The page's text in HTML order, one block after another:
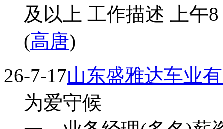
及以上 工作描述 上午8
(高唐)
26-7-17山东盛雅达车业
为爱守候